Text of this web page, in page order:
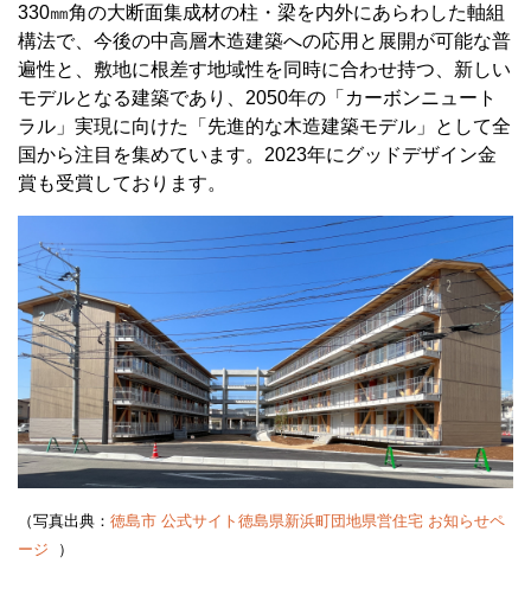
330㎜角の大断面集成材の柱・梁を内外にあらわした軸組
構法で、今後の中高層木造建築への応用と展開が可能な普
遍性と、敷地に根差す地域性を同時に合わせ持つ、新しい
モデルとなる建築であり、2050年の「カーボンニュート
ラル」実現に向けた「先進的な木造建築モデル」として全
国から注目を集めています。2023年にグッドデザイン金
賞も受賞しております。
（写真出典： 徳島市 公式サイト徳島県新浜町団地県営住宅 お知らせペ
ージ
）